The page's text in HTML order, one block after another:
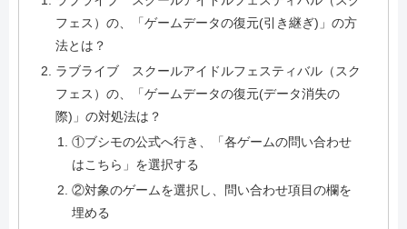
フェス）の、「ゲームデータの復元(引き継ぎ)」の方
法とは？
ラブライブ スクールアイドルフェスティバル（スク
フェス）の、「ゲームデータの復元(データ消失の
際)」の対処法は？
①ブシモの公式へ行き、「各ゲームの問い合わせ
はこちら」を選択する
②対象のゲームを選択し、問い合わせ項目の欄を
埋める